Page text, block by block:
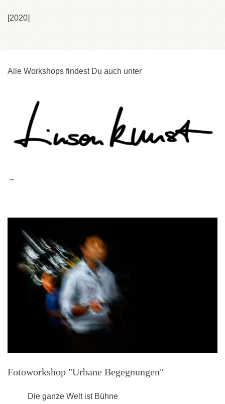
[2020]
Alle Workshops findest Du auch unter
→
Fotoworkshop "Urbane Begegnungen"
Die ganze Welt ist Bühne